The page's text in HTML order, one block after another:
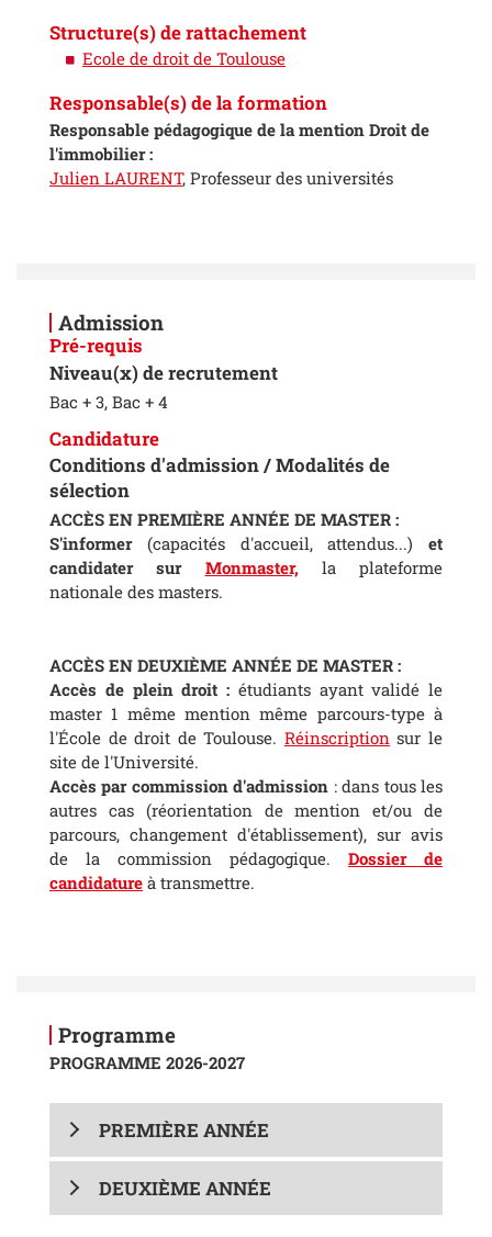
Structure(s) de rattachement
Ecole de droit de Toulouse
Responsable(s) de la formation
Responsable pédagogique de la mention Droit de
l'immobilier :
Julien LAURENT, Professeur des universités
Admission
Pré-requis
Niveau(x) de recrutement
Bac + 3, Bac + 4
Candidature
Conditions d'admission / Modalités de
sélection
ACCÈS EN PREMIÈRE ANNÉE DE MASTER :
S'informer(capacités d'accueil, attendus...) et
candidater sur Monmaster,
la plateforme
nationale des masters.
ACCÈS EN DEUXIÈME ANNÉE DE MASTER :
Accès de plein droit : étudiants ayant validé le
master 1 même mention même parcours-type à
l'École de droit de Toulouse. Réinscription sur le
site de l'Université.
Accès par commission d'admission : dans tous les
autres cas (réorientation de mention et/ou de
parcours, changement d'établissement), sur avis
de la commission pédagogique. Dossier de
candidature à transmettre.
Programme
PROGRAMME 2026-2027
PREMIÈRE ANNÉE
DEUXIÈME ANNÉE